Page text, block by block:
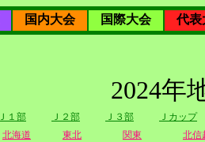
国内大会 国際大会
代表
2024年
Ｊ１部 Ｊ２部 Ｊ３部
Ｊカップ
北海道 東北 関東 北信